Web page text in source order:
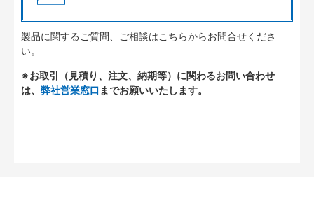
製品に関するご質問、ご相談はこちらからお問合せくださ
い。
※お取引（見積り、注文、納期等）に関わるお問い合わせ
は、 弊社営業窓口 までお願いいたします。